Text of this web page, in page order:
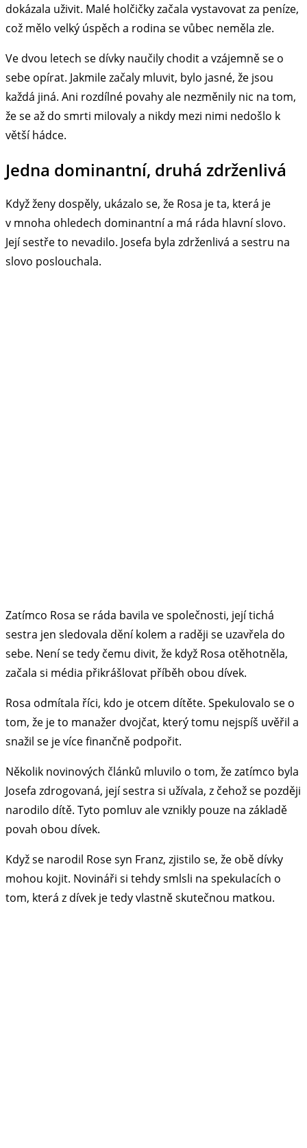
dokázala uživit. Malé holčičky začala vystavovat za peníze,
což mělo velký úspěch a rodina se vůbec neměla zle.
Ve dvou letech se dívky naučily chodit a vzájemně se o
sebe opírat. Jakmile začaly mluvit, bylo jasné, že jsou
každá jiná. Ani rozdílné povahy ale nezměnily nic na tom,
že se až do smrti milovaly a nikdy mezi nimi nedošlo k
větší hádce.
Jedna dominantní, druhá zdrženlivá
Když ženy dospěly, ukázalo se, že Rosa je ta, která je
v mnoha ohledech dominantní a má ráda hlavní slovo.
Její sestře to nevadilo. Josefa byla zdrženlivá a sestru na
slovo poslouchala.
Zatímco Rosa se ráda bavila ve společnosti, její tichá
sestra jen sledovala dění kolem a raději se uzavřela do
sebe. Není se tedy čemu divit, že když Rosa otěhotněla,
začala si média přikrášlovat příběh obou dívek.
Rosa odmítala říci, kdo je otcem dítěte. Spekulovalo se o
tom, že je to manažer dvojčat, který tomu nejspíš uvěřil a
snažil se je více finančně podpořit.
Několik novinových článků mluvilo o tom, že zatímco byla
Josefa zdrogovaná, její sestra si užívala, z čehož se později
narodilo dítě. Tyto pomluv ale vznikly pouze na základě
povah obou dívek.
Když se narodil Rose syn Franz, zjistilo se, že obě dívky
mohou kojit. Novináři si tehdy smlsli na spekulacích o
tom, která z dívek je tedy vlastně skutečnou matkou.